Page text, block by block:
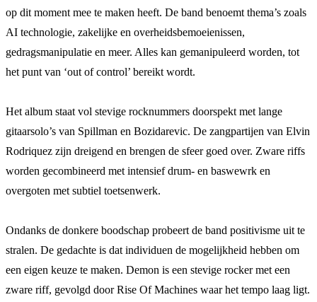
op dit moment mee te maken heeft. De band benoemt thema’s zoals
AI technologie, zakelijke en overheidsbemoeienissen,
gedragsmanipulatie en meer. Alles kan gemanipuleerd worden, tot
het punt van ‘out of control’ bereikt wordt.
Het album staat vol stevige rocknummers doorspekt met lange
gitaarsolo’s van Spillman en Bozidarevic. De zangpartijen van Elvin
Rodriquez zijn dreigend en brengen de sfeer goed over. Zware riffs
worden gecombineerd met intensief drum- en baswewrk en
overgoten met subtiel toetsenwerk.
Ondanks de donkere boodschap probeert de band positivisme uit te
stralen. De gedachte is dat individuen de mogelijkheid hebben om
een eigen keuze te maken. Demon is een stevige rocker met een
zware riff, gevolgd door Rise Of Machines waar het tempo laag ligt.